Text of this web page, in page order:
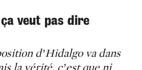
ça veut pas dire
d’Hidalgo va dans
la vérité, c’est que ni